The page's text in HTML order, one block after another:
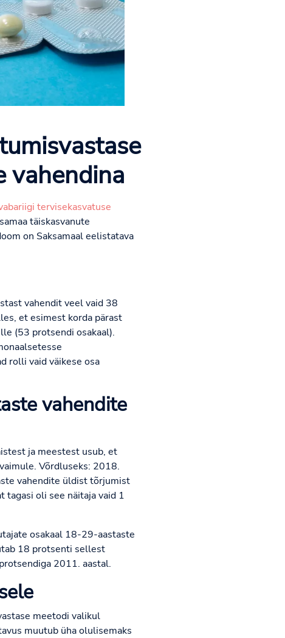
vahendina
tervisekasvatuse
täiskasvanute
on Saksamaal eelistatava
vahendit veel vaid 38
et esimest korda pärast
(53 protsendi osakaal).
rolli vaid väikese osa
vahendite
ja meestest usub, et
Võrdluseks: 2018.
vahendite üldist tõrjumist
tagasi oli see näitaja vaid 1
osakaal 18-29-aastaste
18 protsenti sellest
2011. aastal.
meetodi valikul
muutub üha olulisemaks